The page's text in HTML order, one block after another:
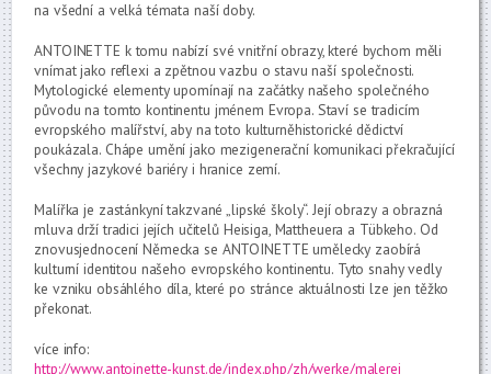
na všední a velká témata naší doby.
ANTOINETTE k tomu nabízí své vnitřní obrazy, které bychom měli
vnímat jako reflexi a zpětnou vazbu o stavu naší společnosti.
Mytologické elementy upomínají na začátky našeho společného
původu na tomto kontinentu jménem Evropa. Staví se tradicím
evropského malířství, aby na toto kulturněhistorické dědictví
poukázala. Chápe umění jako mezigenerační komunikaci překračující
všechny jazykové bariéry i hranice zemí.
Malířka je zastánkyní takzvané „lipské školy“. Její obrazy a obrazná
mluva drží tradici jejích učitelů Heisiga, Mattheuera a Tübkeho. Od
znovusjednocení Německa se ANTOINETTE umělecky zaobírá
kulturní identitou našeho evropského kontinentu. Tyto snahy vedly
ke vzniku obsáhlého díla, které po stránce aktuálnosti lze jen těžko
překonat.
více info:
http://www.antoinette-kunst.de/index.php/zh/werke/malerei